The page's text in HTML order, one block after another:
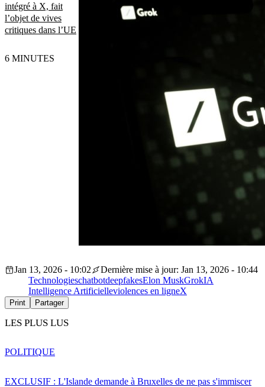
intégré à X, fait
l’objet de vives
critiques dans l’UE
6 MINUTES
Jan 13, 2026 - 10:02
Dernière mise à jour: Jan 13, 2026 - 10:44
TechnologieschatbotdeepfakesElon MuskGrokIA
Intelligence Artificielleviolences en ligneX
Print Partager
LES PLUS LUS
EXCLUSIF : L'Islande demande à Bruxelles de ne pas s'immiscer
POLITIQUE